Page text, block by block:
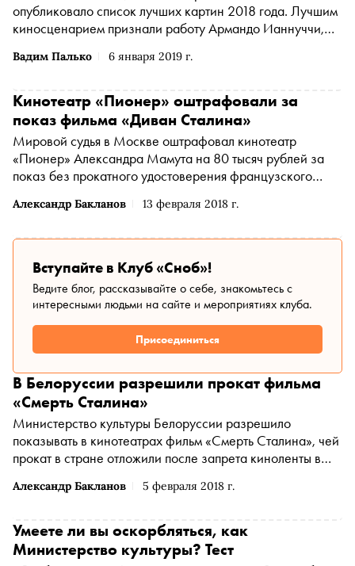
Вадим Палько 6 января 2019 г.
опубликовало список лучших картин 2018 года. Лучшим
киносценарием признали работу Армандо Ианнуччи,
сообщает The Hollywood Reporter
Александр Бакланов 13 февраля 2018 г.
Кинотеатр «Пионер» оштрафовали за
показ фильма «Диван Сталина»
Мировой судья в Москве оштрафовал кинотеатр
«Пионер» Александра Мамута на 80 тысяч рублей за
показ без прокатного удостоверения французского
Вступайте в Клуб «Сноб»!
Ведите блог, рассказывайте о себе, знакомьтесь с
интересными людьми на сайте и мероприятиях клуба.
Присоединиться
Александр Бакланов 5 февраля 2018 г.
В Белоруссии разрешили прокат фильма
«Смерть Сталина»
Министерство культуры Белоруссии разрешило
показывать в кинотеатрах фильм «Смерть Сталина», чей
прокат в стране отложили после запрета киноленты в
Умеете ли вы оскорбляться, как
Министерство культуры? Тест